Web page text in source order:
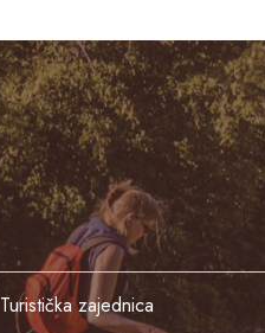
Turistička zajednica